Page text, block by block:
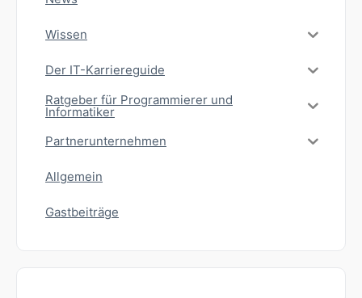
Wissen
Der IT-Karriereguide
Ratgeber für Programmierer und
Informatiker
Partnerunternehmen
Allgemein
Gastbeiträge